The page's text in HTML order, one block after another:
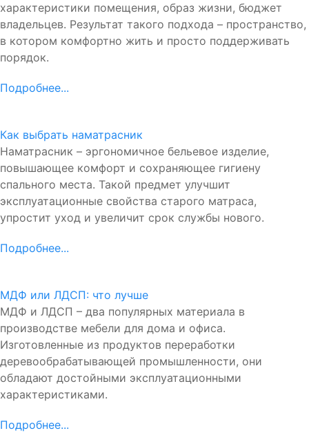
характеристики помещения, образ жизни, бюджет
владельцев. Результат такого подхода – пространство,
в котором комфортно жить и просто поддерживать
порядок.
Подробнее...
Как выбрать наматрасник
Наматрасник – эргономичное бельевое изделие,
повышающее комфорт и сохраняющее гигиену
спального места. Такой предмет улучшит
эксплуатационные свойства старого матраса,
упростит уход и увеличит срок службы нового.
Подробнее...
МДФ или ЛДСП: что лучше
МДФ и ЛДСП – два популярных материала в
производстве мебели для дома и офиса.
Изготовленные из продуктов переработки
деревообрабатывающей промышленности, они
обладают достойными эксплуатационными
характеристиками.
Подробнее...